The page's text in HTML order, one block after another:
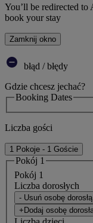
You’ll be redirected
book your stay
Zamknij okno
błąd / błędy
Gdzie chcesz jechać?
Booking Dates
Liczba gości
1 Pokoje - 1 Goście
Pokój 1
Pokój 1
Liczba dorosłych
- Usuń osobę dorosłą
+Dodaj osobę